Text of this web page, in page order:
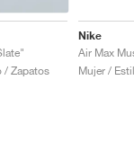
/ Zapatos
Nike
Mujer /